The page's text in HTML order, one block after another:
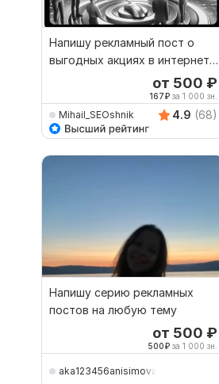
Напишу рекламный пост о
выгодных акциях в интернет-
от 500 ₽
167₽ за 1 000 зн.
Mihail_SEOshnik 4.9 (68)
Напишу серию рекламных
постов на любую тему
от 500 ₽
500₽ за 1 000 зн.
aka123456anisimova